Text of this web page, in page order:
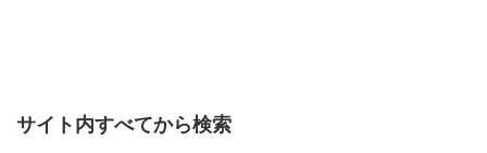
サイト内すべてから検索